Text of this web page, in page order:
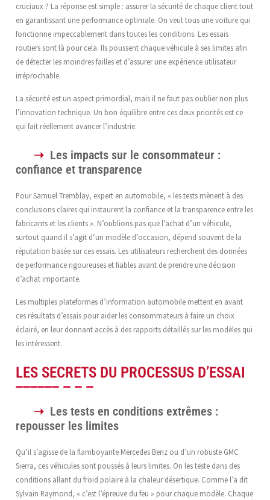
cruciaux ? La réponse est simple : assurer la sécurité de chaque client tout
en garantissant une performance optimale. On veut tous une voiture qui
fonctionne impeccablement dans toutes les conditions. Les essais
routiers sont là pour cela. Ils poussent chaque véhicule à ses limites afin
de détecter les moindres failles et d’assurer une expérience utilisateur
irréprochable.
La sécurité est un aspect primordial, mais il ne faut pas oublier non plus
l’innovation technique. Un bon équilibre entre ces deux priorités est ce
qui fait réellement avancer l’industrie.
Les impacts sur le consommateur :
confiance et transparence
Pour Samuel Tremblay, expert en automobile, « les tests mènent à des
conclusions claires qui instaurent la confiance et la transparence entre les
fabricants et les clients ». N’oublions pas que l’achat d’un véhicule,
surtout quand il s’agit d’un modèle d’occasion, dépend souvent de la
réputation basée sur ces essais. Les utilisateurs recherchent des données
de performance rigoureuses et fiables avant de prendre une décision
d’achat importante.
Les multiples plateformes d’information automobile mettent en avant
ces résultats d’essais pour aider les consommateurs à faire un choix
éclairé, en leur donnant accès à des rapports détaillés sur les modèles qui
les intéressent.
LES SECRETS DU PROCESSUS D’ESSAI
Les tests en conditions extrêmes :
repousser les limites
Qu’il s’agisse de la flamboyante Mercedes Benz ou d’un robuste GMC
Sierra, ces véhicules sont poussés à leurs limites. On les teste dans des
conditions allant du froid polaire à la chaleur désertique. Comme l’a dit
Sylvain Raymond, « c’est l’épreuve du feu » pour chaque modèle. Chaque